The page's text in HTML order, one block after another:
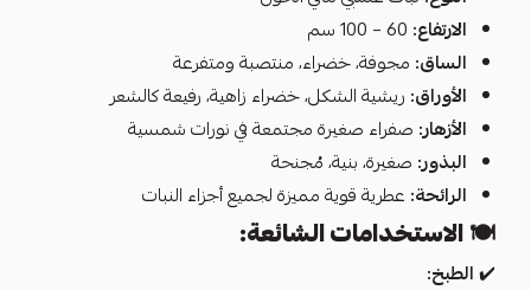
الارتفاع:
الساق: مجوفة، خضراء، منتصبة ومتفرعة
الأوراق: ريشية الشكل، خضراء زاهية، رفيعة كالشعر
الأزهار: صفراء صغيرة مجتمعة في نورات شمسية
البذور: صغيرة، بنية، مُجنحة
الرائحة: عطرية قوية مميزة لجميع أجزاء النبات
🍽️الاستخدامات الشائعة:
✔️الطبخ: